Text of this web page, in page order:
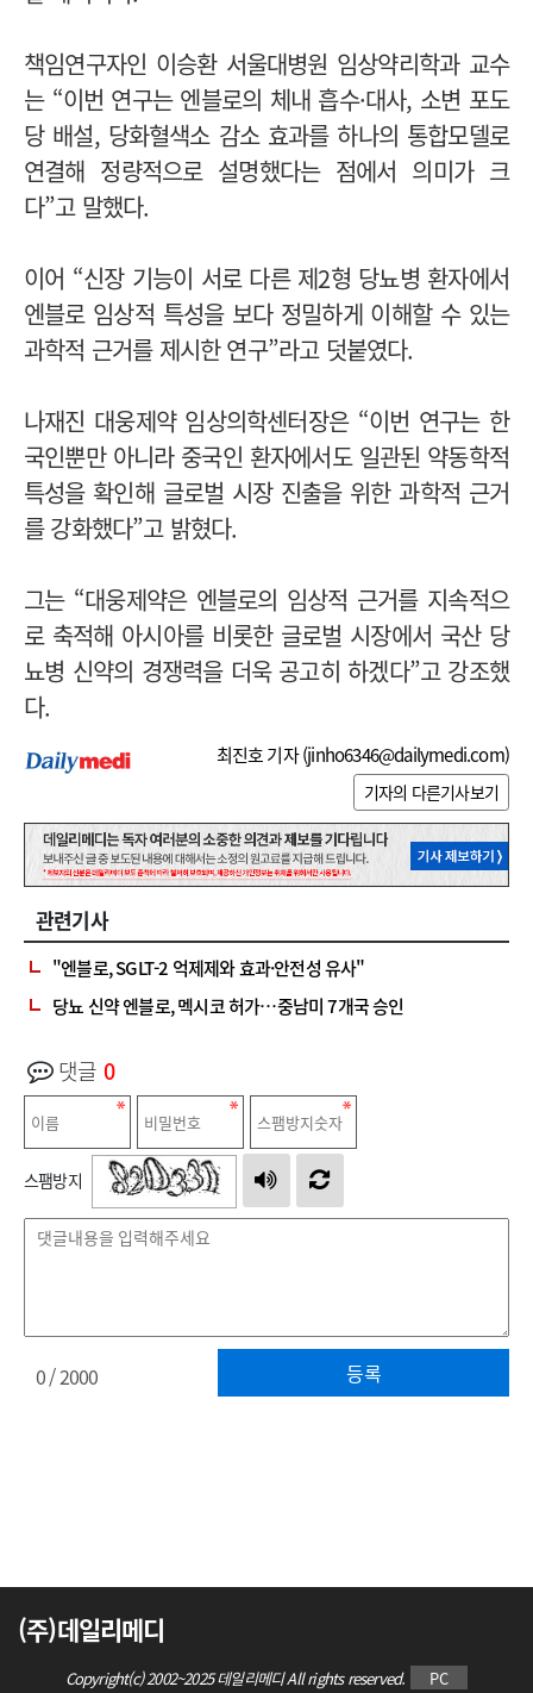
책임연구자인 이승환 서울대병원 임상약리학과 교수
는 “이번 연구는 엔블로의 체내 흡수·대사, 소변 포도
당 배설, 당화혈색소 감소 효과를 하나의 통합모델로
연결해 정량적으로 설명했다는 점에서 의미가 크
다”고 말했다.
이어 “신장 기능이 서로 다른 제2형 당뇨병 환자에서
엔블로 임상적 특성을 보다 정밀하게 이해할 수 있는
과학적 근거를 제시한 연구”라고 덧붙였다.
나재진 대웅제약 임상의학센터장은 “이번 연구는 한
국인뿐만 아니라 중국인 환자에서도 일관된 약동학적
특성을 확인해 글로벌 시장 진출을 위한 과학적 근거
를 강화했다”고 밝혔다.
그는 “대웅제약은 엔블로의 임상적 근거를 지속적으
로 축적해 아시아를 비롯한 글로벌 시장에서 국산 당
뇨병 신약의 경쟁력을 더욱 공고히 하겠다”고 강조했
다.
최진호 기자 (jinho6346@dailymedi.com)
기자의 다른기사보기
관련기사
"엔블로, SGLT-2 억제제와 효과·안전성 유사"
당뇨 신약 엔블로, 멕시코 허가…중남미 7개국 승인
댓글 0
스팸방지
등록
0/ 2000
(주)데일리메디
Copyright(c) 2002~2025 데일리메디 All rights reserved. PC